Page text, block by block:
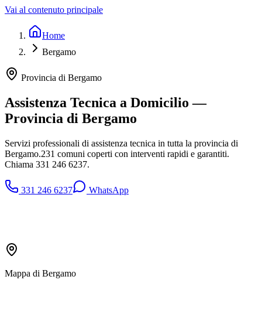
Vai al contenuto principale
Home
Bergamo
Provincia di Bergamo
Assistenza Tecnica a Domicilio —
Provincia di Bergamo
Servizi professionali di assistenza tecnica in tutta la provincia di
Bergamo.231 comuni coperti con interventi rapidi e garantiti.
Chiama 331 246 6237.
331 246 6237 WhatsApp
Mappa di Bergamo